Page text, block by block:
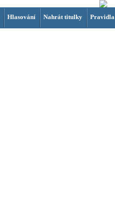
Hlasování Nahrát titulky Pravidla